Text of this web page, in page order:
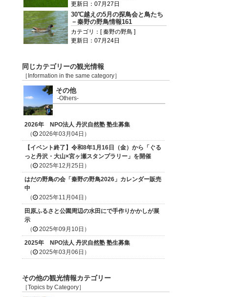
更新日：07月27日
30℃越えの5月の探鳥会と鳥たち
－秦野の野鳥情報161
カテゴリ：[ 秦野の野鳥 ]
更新日：07月24日
同じカテゴリーの観光情報
［Information in the same category］
その他
-Others-
2026年 NPO法人 丹沢自然塾 塾生募集
（
2026年03月04日）
【イベント終了】令和8年1月16日（金）から「ぐる
っと丹沢・大山×宮ヶ瀬スタンプラリー」を開催
（
2025年12月25日）
はだの野鳥の会「秦野の野鳥2026」カレンダー販売
中
（
2025年11月04日）
田原ふるさと公園周辺の水田にで手作りかかしが展
示
（
2025年09月10日）
2025年 NPO法人 丹沢自然塾 塾生募集
（
2025年03月06日）
その他の観光情報カテゴリー
［Topics by Category］